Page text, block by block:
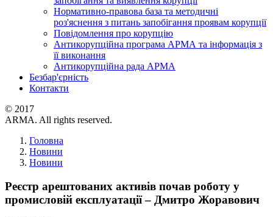
Нормативно-правова база та методичні
роз'яснення з питань запобігання проявам корупції
Повідомлення про корупцію
Антикорупційна програма АРМА та інформація з
її виконання
Антикорупційна рада АРМА
Безбар'єрність
Контакти
© 2017
ARMA. All rights reserved.
Головна
Новини
Новини
Реєстр арештованих активів почав роботу у
промисловій експлуатації – Дмитро Жоравович